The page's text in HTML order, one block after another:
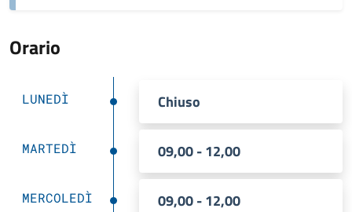
Orario
LUNEDÌ Chiuso
MARTEDÌ 09,00 - 12,00
MERCOLEDÌ 09,00 - 12,00